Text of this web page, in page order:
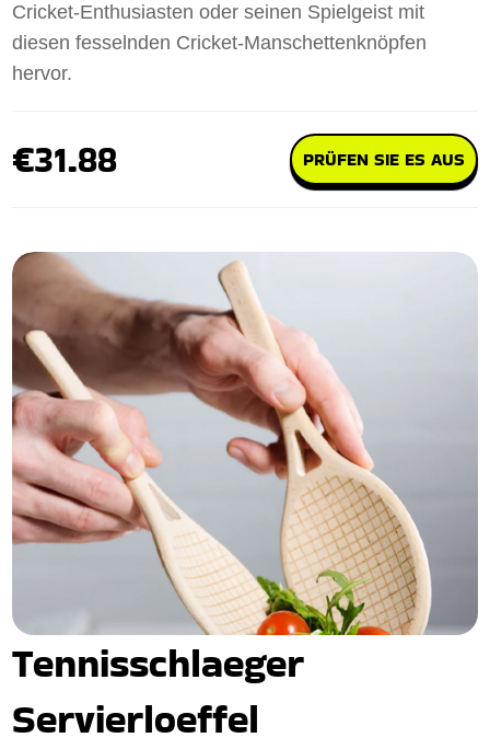
Cricket-Enthusiasten oder seinen Spielgeist mit
diesen fesselnden Cricket-Manschettenknöpfen
hervor.
€31.88 PRÜFEN SIE ES AUS
Tennisschlaeger
Servierloeffel